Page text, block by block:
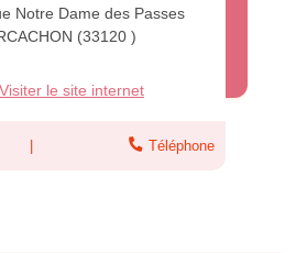
Notre Dame des Passes
(33120 )
Visiter le site internet
Téléphone